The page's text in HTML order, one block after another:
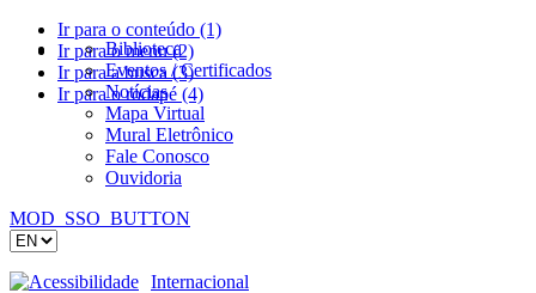
Ir para o conteúdo (1)
Ir para o menu (2)
Ir para a busca (3)
Ir para o rodapé (4)
Biblioteca
Eventos / Certificados
Notícias
Mapa Virtual
Mural Eletrônico
Fale Conosco
Ouvidoria
MOD_SSO_BUTTON
Acessibilidade Internacional